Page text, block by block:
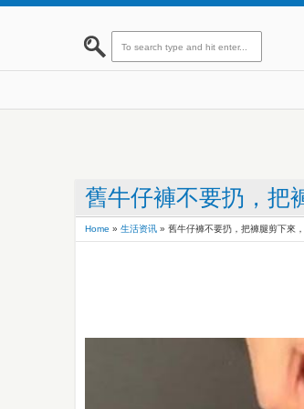
舊牛仔褲不要扔，把
Home » 生活资讯 » 舊牛仔褲不要扔，把褲腿剪下來